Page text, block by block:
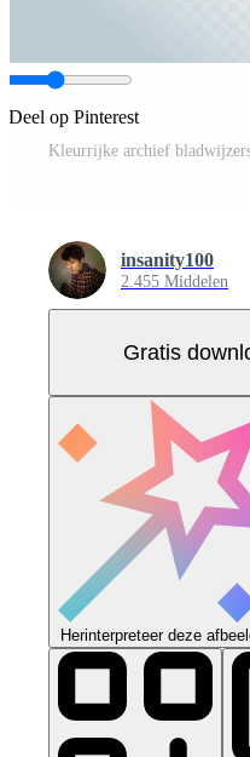
Deel op Pinterest
insanity100
2.455 Middelen
Gratis
Herinterpreteer deze